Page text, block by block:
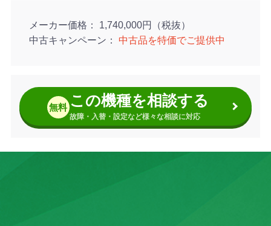
メーカー価格
1,740,000円（税抜）
中古キャンペーン
中古品を特価でご提供中
無料 この機種を相談する
故障・入替・設定など様々な相談に対応